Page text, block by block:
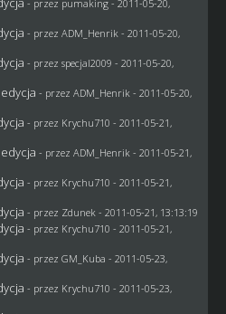
- przez pumaking- 2011-05-20,
- przez ADM_Henrik - 2011-05-20,
- przez specjal2009 - 2011-05-20,
edycja - przez ADM_Henrik - 2011-05-20,
- przez Krychu710 - 2011-05-21,
edycja - przez ADM_Henrik - 2011-05-21,
- przez Krychu710 - 2011-05-21,
- przez Zdunek - 2011-05-21, 13:13:19
- przez Krychu710 - 2011-05-21,
- przez GM_Kuba - 2011-05-23,
- przez Krychu710 - 2011-05-23,